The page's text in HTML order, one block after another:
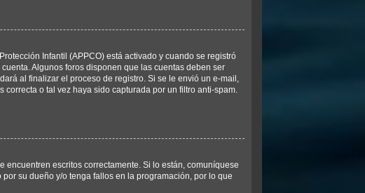
Infantil (APPCO) está activado y cuando se registró
Algunos foros disponen que las cuentas deben ser
al finalizar el proceso de registro. Si se le envió un e-mail,
o tal vez haya sido capturada por un filtro anti-spam.
encuentren escritos correctamente. Si lo están, comuníquese
su dueño y/o tenga fallos en la programación, por lo que